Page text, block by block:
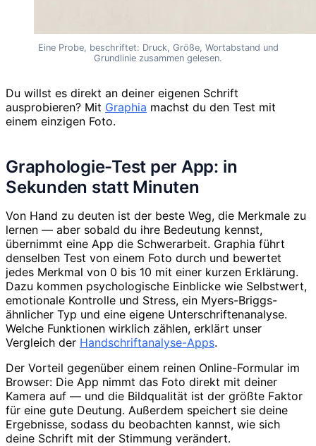
Eine Probe, beschriftet: Druck, Größe, Wortabstand und
Grundlinie zusammen gelesen.
Du willst es direkt an deiner eigenen Schrift
ausprobieren? Mit Graphia machst du den Test mit
einem einzigen Foto.
Graphologie-Test per App: in
Sekunden statt Minuten
Von Hand zu deuten ist der beste Weg, die Merkmale zu
lernen — aber sobald du ihre Bedeutung kennst,
übernimmt eine App die Schwerarbeit. Graphia führt
denselben Test von einem Foto durch und bewertet
jedes Merkmal von 0 bis 10 mit einer kurzen Erklärung.
Dazu kommen psychologische Einblicke wie Selbstwert,
emotionale Kontrolle und Stress, ein Myers-Briggs-
ähnlicher Typ und eine eigene Unterschriftenanalyse.
Welche Funktionen wirklich zählen, erklärt unser
Vergleich der Handschriftanalyse-Apps.
Der Vorteil gegenüber einem reinen Online-Formular im
Browser: Die App nimmt das Foto direkt mit deiner
Kamera auf — und die Bildqualität ist der größte Faktor
für eine gute Deutung. Außerdem speichert sie deine
Ergebnisse, sodass du beobachten kannst, wie sich
deine Schrift mit der Stimmung verändert.